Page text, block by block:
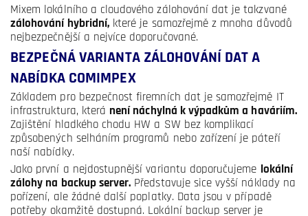
Mixem lokálního a cloudového zálohování dat je takzvané
zálohování hybridní, které je samozřejmě z mnoha důvodů
nejbezpečnější a nejvíce doporučované.
BEZPEČNÁ VARIANTA ZÁLOHOVÁNÍ DAT A
NABÍDKA COMIMPEX
Základem pro bezpečnost firemních dat je samozřejmě IT
infrastruktura, která není náchylná k výpadkům a haváriím.
Zajištění hladkého chodu HW a SW bez komplikací
způsobených selháním programů nebo zařízení je páteří
naší nabídky.
Jako první a nejdostupnější variantu doporučujeme lokální
zálohy na backup server. Představuje sice vyšší náklady na
pořízení, ale žádné další poplatky. Data jsou v případě
potřeby okamžitě dostupná. Lokální backup server je